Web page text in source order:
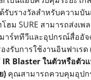
รับรางวัลสำหรับความบัน
ฮม SURE สามารถส่งเพ
าร์ททีวีและอุปกรณ์สื่ออัจ
งรับการใช้งานอินฟาเรด
Blaster ในตัวหรือตัวแ
) คุณสามารถควบคุมอุป